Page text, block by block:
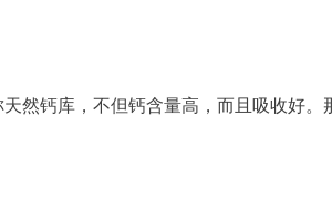
然钙库，不但钙含量高，而且吸收好。